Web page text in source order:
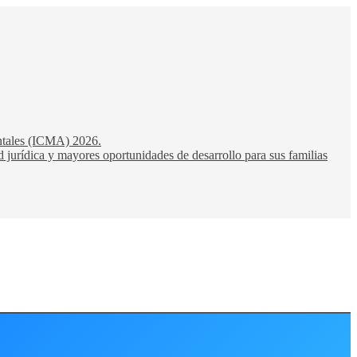
(ICMA) 2026.
y mayores oportunidades de desarrollo para sus familias